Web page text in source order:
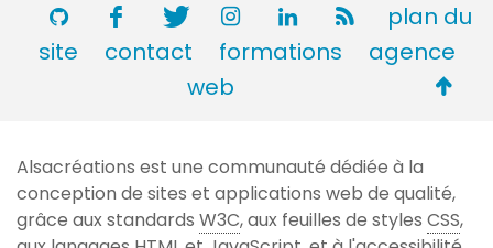
plan du
site
contact formations
agence
web
de
page
Alsacréations est une communauté dédiée à la
conception de sites et applications web de qualité,
grâce aux standards W3C, aux feuilles de styles CSS,